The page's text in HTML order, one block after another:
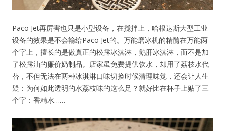
Paco Jet再厉害也只是小型设备，在搅拌上，哈根达斯大型工业
设备的效果是不会输给Paco Jet的。万能磨冰机的精髓在万能两
个字上，擅长的是做真正的松露冰淇淋，鹅肝冰淇淋，而不是加
了松露油的廉价奶制品。店家虽免费提供饮水，却用了荔枝水代
替，不但无法在两种冰淇淋口味切换时候清理味觉，还会让人生
疑：为何如此透明的水荔枝味的这么足？就好比在杯子上贴了三
个字：香精水……